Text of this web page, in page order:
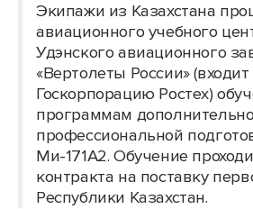
Экипажи из Казахстана
авиационного учебного
Удэнского авиационного
«Вертолеты России» (входит
Госкорпорацию Ростех)
программам
профессиональной
Ми-171А2. Обучение
контракта на поставку
Республики Казахстан.